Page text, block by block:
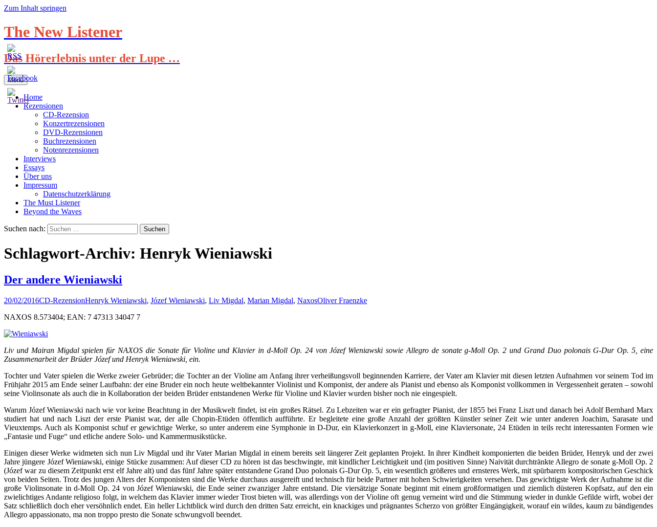
Zum Inhalt springen
The New Listener
Das Hörerlebnis unter der Lupe …
Menü
Home
Rezensionen
CD-Rezension
Konzertrezensionen
DVD-Rezensionen
Buchrezensionen
Notenrezensionen
Interviews
Essays
Über uns
Impressum
Datenschutzerklärung
The Must Listener
Beyond the Waves
Suchen nach:
Schlagwort-Archiv: Henryk Wieniawski
Der andere Wieniawski
20/02/2016CD-RezensionHenryk Wieniawski, Józef Wieniawski, Liv Migdal, Marian Migdal, NaxosOliver Fraenzke
NAXOS 8.573404; EAN: 7 47313 34047 7
Liv und Mairan Migdal spielen für NAXOS die Sonate für Violine und Klavier in d-Moll Op. 24 von Józef Wieniawski sowie Allegro de sonate g-Moll Op. 2 und Grand Duo polonais G-Dur Op. 5, eine
Zusammenarbeit der Brüder Józef und Henryk Wieniawski, ein.
Tochter und Vater spielen die Werke zweier Gebrüder; die Tochter an der Violine am Anfang ihrer verheißungsvoll beginnenden Karriere, der Vater am Klavier mit diesen letzten Aufnahmen vor seinem Tod im
Frühjahr 2015 am Ende seiner Laufbahn: der eine Bruder ein noch heute weltbekannter Violinist und Komponist, der andere als Pianist und ebenso als Komponist vollkommen in Vergessenheit geraten – sowohl
seine Violinsonate als auch die in Kollaboration der beiden Brüder entstandenen Werke für Violine und Klavier wurden bisher noch nie eingespielt.
Warum Józef Wieniawski nach wie vor keine Beachtung in der Musikwelt findet, ist ein großes Rätsel. Zu Lebzeiten war er ein gefragter Pianist, der 1855 bei Franz Liszt und danach bei Adolf Bernhard Marx
studiert hat und nach Liszt der erste Pianist war, der alle Chopin-Etüden öffentlich aufführte. Er begleitete eine große Anzahl der größten Künstler seiner Zeit wie unter anderen Joachim, Sarasate und
Vieuxtemps. Auch als Komponist schuf er gewichtige Werke, so unter anderem eine Symphonie in D-Dur, ein Klavierkonzert in g-Moll, eine Klaviersonate, 24 Etüden in teils recht interessanten Formen wie
„Fantasie und Fuge“ und etliche andere Solo- und Kammermusikstücke.
Einigen dieser Werke widmeten sich nun Liv Migdal und ihr Vater Marian Migdal in einem bereits seit längerer Zeit geplanten Projekt. In ihrer Kindheit komponierten die beiden Brüder, Henryk und der zwei
Jahre jüngere Józef Wieniawski, einige Stücke zusammen: Auf dieser CD zu hören ist das beschwingte, mit kindlicher Leichtigkeit und (im positiven Sinne) Naivität durchtränkte Allegro de sonate g-Moll Op. 2
(Józef war zu diesem Zeitpunkt erst elf Jahre alt) und das fünf Jahre später entstandene Grand Duo polonais G-Dur Op. 5, ein wesentlich größeres und ernsteres Werk, mit spürbarem kompositorischen Geschick
von beiden Seiten. Trotz des jungen Alters der Komponisten sind die Werke durchaus ausgereift und technisch für beide Partner mit hohen Schwierigkeiten versehen. Das gewichtigste Werk der Aufnahme ist die
große Violinsonate in d-Moll Op. 24 von Józef Wieniawski, die Ende seiner zwanziger Jahre entstand. Die viersätzige Sonate beginnt mit einem großformatigen und ziemlich düsteren Kopfsatz, auf den ein
zwielichtiges Andante religioso folgt, in welchem das Klavier immer wieder Trost bieten will, was allerdings von der Violine oft genug verneint wird und die Stimmung wieder in dunkle Gefilde wirft, wobei der
Satz schließlich doch eher versöhnlich endet. Ein heller Lichtblick wird durch den dritten Satz erreicht, ein knackiges und prägnantes Scherzo von größter Eingängigkeit, worauf ein wildes, kaum zu bändigendes
Allegro appassionato, ma non troppo presto die Sonate schwungvoll beendet.